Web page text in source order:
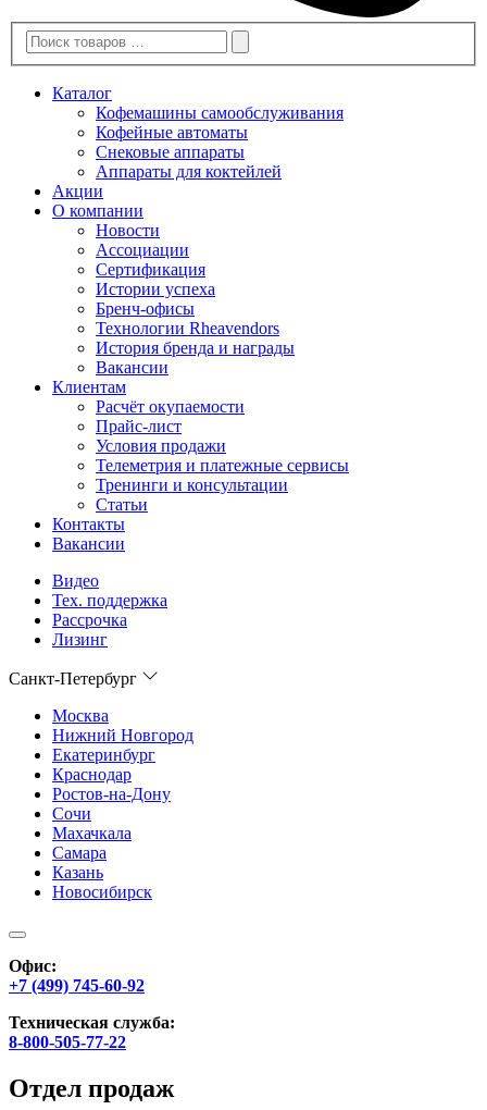
Каталог
Кофемашины самообслуживания
Кофейные автоматы
Снековые аппараты
Аппараты для коктейлей
Акции
О компании
Новости
Ассоциации
Сертификация
Истории успеха
Бренч-офисы
Технологии Rheavendors
История бренда и награды
Вакансии
Клиентам
Расчёт окупаемости
Прайс-лист
Условия продажи
Телеметрия и платежные сервисы
Тренинги и консультации
Статьи
Контакты
Вакансии
Видео
Тех. поддержка
Рассрочка
Лизинг
Санкт-Петербург
Москва
Нижний Новгород
Екатеринбург
Краснодар
Ростов-на-Дону
Сочи
Махачкала
Самара
Казань
Новосибирск
Офис:
+7 (499) 745-60-92
Техническая служба:
8-800-505-77-22
Отдел продаж